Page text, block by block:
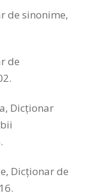
de sinonime,
de
Dicționar
Dicționar de